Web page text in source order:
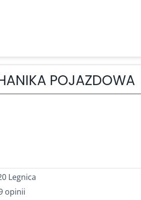
POJAZDOWA
Legnica
opinii